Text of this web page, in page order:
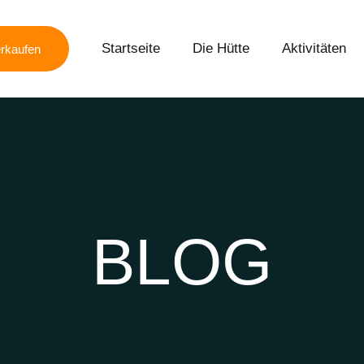
Startseite Die Hütte Aktivitäten
BLOG